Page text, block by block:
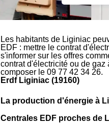
Les habitants de Liginiac
EDF : mettre le contrat
s'informer sur les offres
contrat d'électricité ou de
composer le 09 77 42 34 26.
Erdf Liginiac (19160)
La production d'énergie à
Centrales EDF proches de